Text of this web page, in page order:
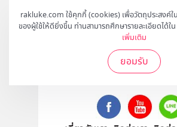
rakluke.com ใช้คุกกี้ (cookies) เพื่อวัตถุประสงค์
ของผู้ใช้ให้ดียิ่งขึ้น ท่านสามารถศึกษารายละเอียดได้ใน
เพิ่มเติม
ยอมรับ
สมัคร
ติดตามเราได้ที่